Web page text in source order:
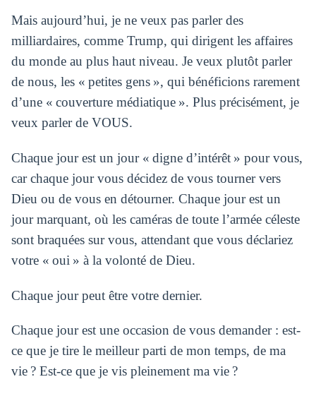
Mais aujourd’hui, je ne veux pas parler des
milliardaires, comme Trump, qui dirigent les affaires
du monde au plus haut niveau. Je veux plutôt parler
de nous, les « petites gens », qui bénéficions rarement
d’une « couverture médiatique ». Plus précisément, je
veux parler de VOUS.
Chaque jour est un jour « digne d’intérêt » pour vous,
car chaque jour vous décidez de vous tourner vers
Dieu ou de vous en détourner. Chaque jour est un
jour marquant, où les caméras de toute l’armée céleste
sont braquées sur vous, attendant que vous déclariez
votre « oui » à la volonté de Dieu.
Chaque jour peut être votre dernier.
Chaque jour est une occasion de vous demander : est-
ce que je tire le meilleur parti de mon temps, de ma
vie ? Est-ce que je vis pleinement ma vie ?